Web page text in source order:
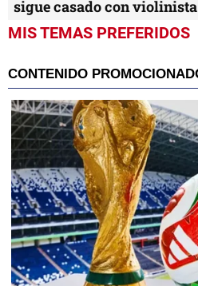
sigue casado con violinista
MIS TEMAS PREFERIDOS